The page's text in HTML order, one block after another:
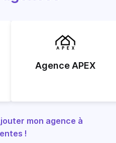
Agence APEX
mon agence à
!